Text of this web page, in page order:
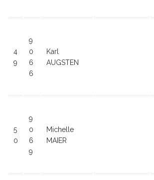
4
9
9
0
6
6
Karl
AUGSTEN
5
0
9
0
6
9
Michelle
MAIER